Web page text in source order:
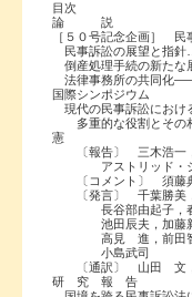
目次
論 説
［５０号記念企画］ 民
民事訴訟の展望と
倒産処理手続の新
法律事務所の共同
国際シンポジウム
現代の民事訴訟におけ
多重的な役割とそ
憲
〔報告〕 三木浩一，
アストリッド・シ
〔コメント〕 須藤典
〔発言〕 千葉勝美，
長谷部由起子，春日
池田辰夫，加藤新太
高見 進，前田智彦
小島武司
〔通訳〕 山田 文，
研 究 報 告